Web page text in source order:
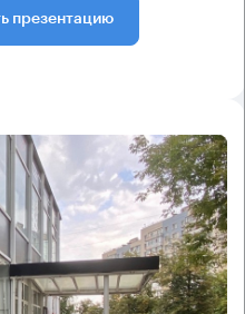
презентацию